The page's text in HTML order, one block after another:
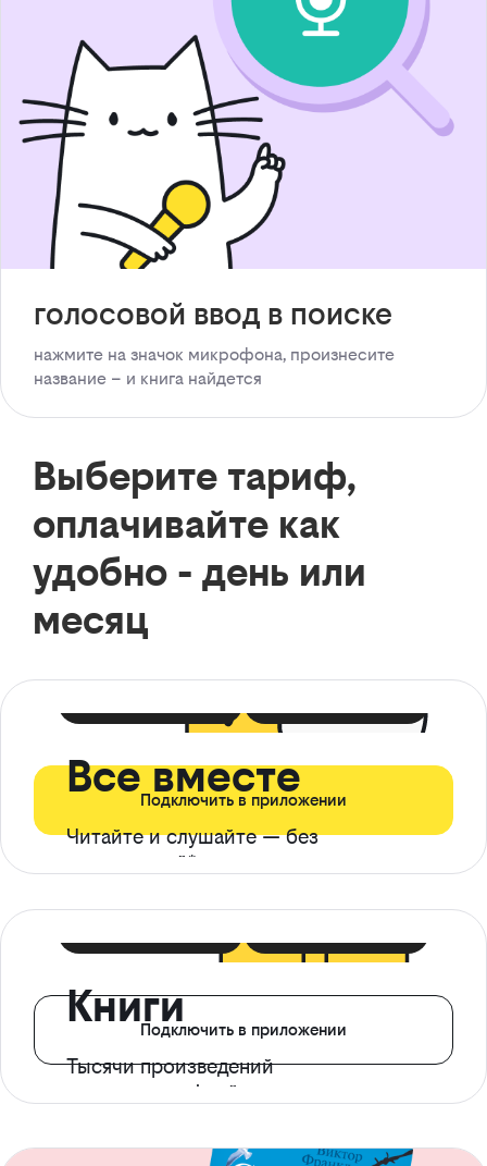
голосовой ввод в поиске
нажмите на значок микрофона, произнесите
название – и книга найдется
Выберите тариф,
оплачивайте как
удобно - день или
месяц
Все вместе
Читайте и слушайте — без
ограничений*
Подключить в приложении
Книги
Тысячи произведений
с доступом офлайн
Подключить в приложении